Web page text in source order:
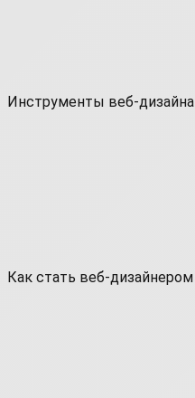
Инструменты веб-дизайна
Как стать веб-дизайнером